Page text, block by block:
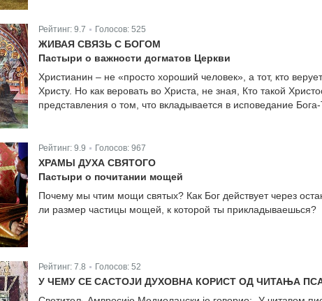
Рейтинг: 9.7 Голосов: 525
ЖИВАЯ СВЯЗЬ С БОГОМ
Пастыри о важности догматов Церкви
Христианин – не «просто хороший человек», а тот, кто
Христу. Но как веровать во Христа, не зная, Кто такой
представления о том, что вкладывается в исповедание
Рейтинг: 9.9 Голосов: 967
ХРАМЫ ДУХА СВЯТОГО
Пастыри о почитании мощей
Почему мы чтим мощи святых? Как Бог действует через
ли размер частицы мощей, к которой ты прикладываешься?
Рейтинг: 7.8 Голосов: 52
У ЧЕМУ СЕ САСТОЈИ ДУХОВНА КОРИСТ ОД ЧИТАЊА